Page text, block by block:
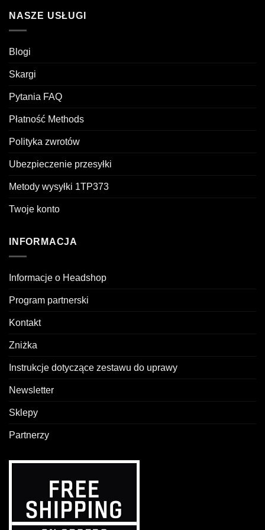
NASZE USŁUGI
Blogi
Skargi
Pytania FAQ
Płatność Methods
Polityka zwrotów
Ubezpieczenie przesyłki
Metody wysyłki 1TP373
Twoje konto
INFORMACJA
Informacje o Headshop
Program partnerski
Kontakt
Zniżka
Instrukcje dotyczące zestawu do uprawy
Newsletter
Sklepy
Partnerzy